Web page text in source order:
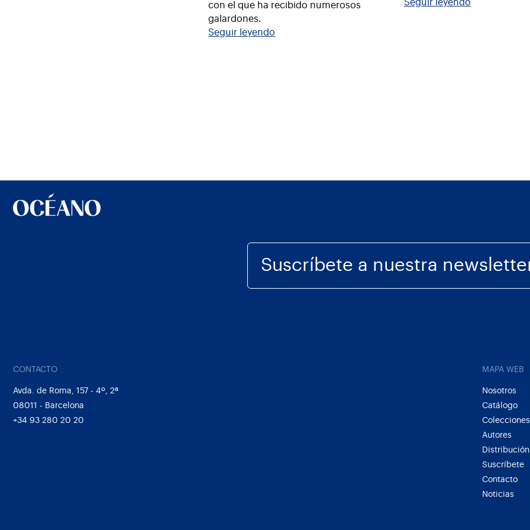
con el que ha recibido numerosos
galardones.
Seguir leyendo
Seguir leyendo
Suscríbete a nuestra
CONTACTO
Avda. de Roma, 157 - 4º, 2ª
08011 - Barcelona
+34 93 280 20 20
MAPA WEB
Nosotros
Catálogo
Colecciones
Autores
Distribución
Suscríbete
Contacto
Noticias